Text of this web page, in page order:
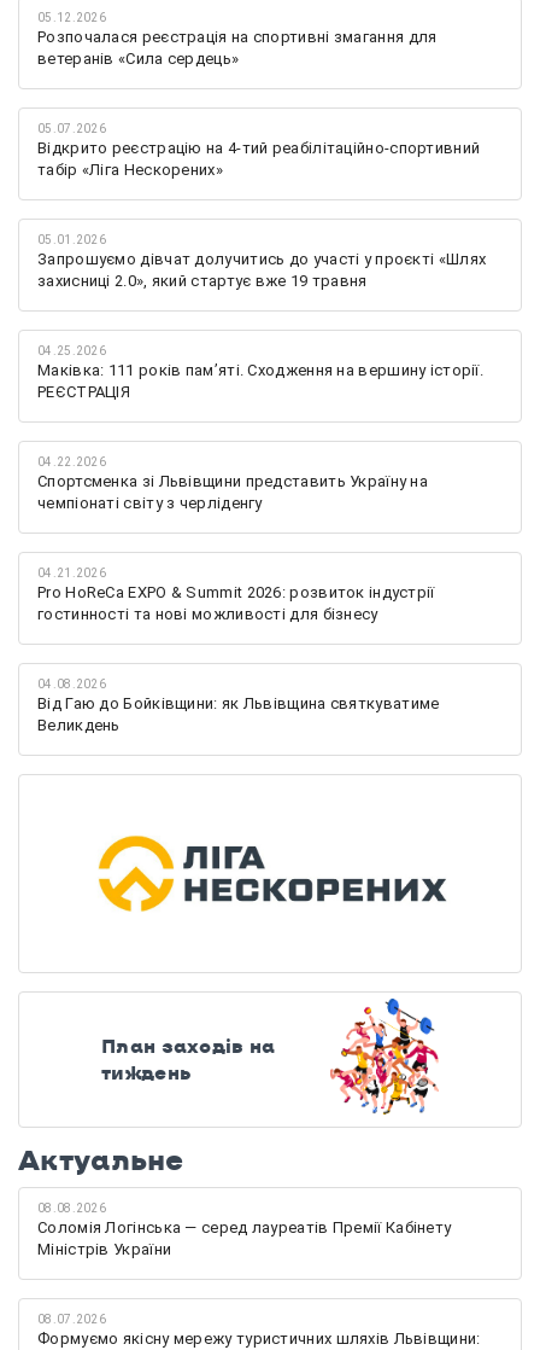
05.12.2026
Розпочалася реєстрація на спортивні змагання для
ветеранів «Сила сердець»
05.07.2026
Відкрито реєстрацію на 4-тий реабілітаційно-спортивний
табір «Ліга Нескорених»
05.01.2026
Запрошуємо дівчат долучитись до участі у проєкті «Шлях
захисниці 2.0», який стартує вже 19 травня
04.25.2026
Маківка: 111 років пам’яті. Сходження на вершину історії.
РЕЄСТРАЦІЯ
04.22.2026
Спортсменка зі Львівщини представить Україну на
чемпіонаті світу з черліденгу
04.21.2026
Pro HoReCa EXPO & Summit 2026: розвиток індустрії
гостинності та нові можливості для бізнесу
04.08.2026
Від Гаю до Бойківщини: як Львівщина святкуватиме
Великдень
План заходів на
тиждень
Актуальне
08.08.2026
Соломія Логінська — серед лауреатів Премії Кабінету
Міністрів України
08.07.2026
Формуємо якісну мережу туристичних шляхів Львівщини: